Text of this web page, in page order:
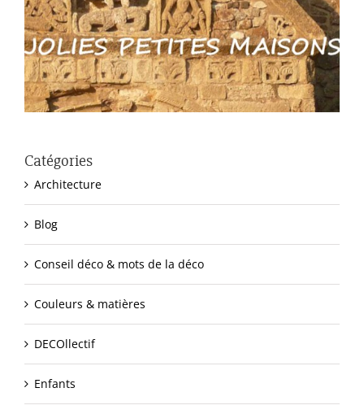
Catégories
Architecture
Blog
Conseil déco & mots de la déco
Couleurs & matières
DECOllectif
Enfants